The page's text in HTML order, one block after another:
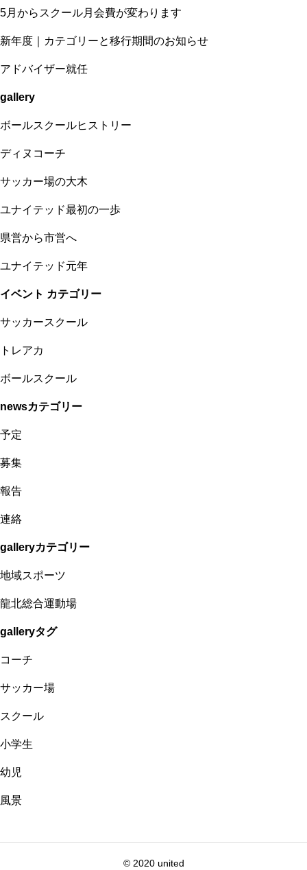
5月からスクール月会費が変わります
新年度｜カテゴリーと移行期間のお知らせ
アドバイザー就任
gallery
ボールスクールヒストリー
ディヌコーチ
サッカー場の大木
ユナイテッド最初の一歩
県営から市営へ
ユナイテッド元年
イベント カテゴリー
サッカースクール
トレアカ
ボールスクール
newsカテゴリー
予定
募集
報告
連絡
galleryカテゴリー
地域スポーツ
龍北総合運動場
galleryタグ
コーチ
サッカー場
スクール
小学生
幼児
風景
© 2020 united